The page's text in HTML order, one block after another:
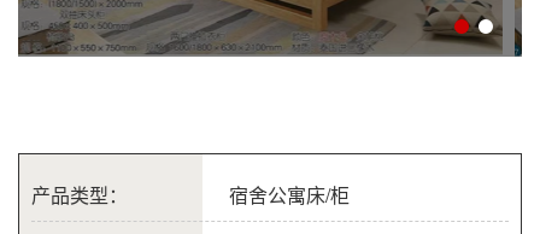
产品类型：
宿舍公寓床/柜